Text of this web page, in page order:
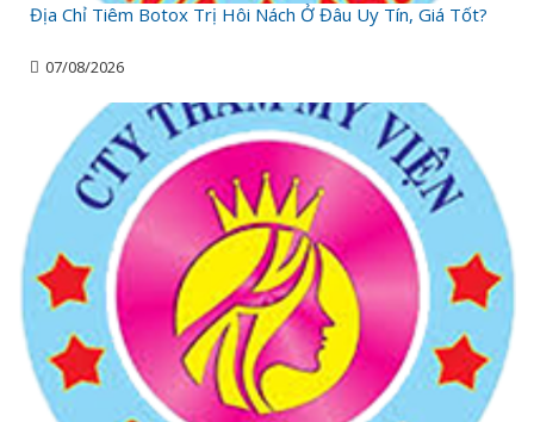
Địa Chỉ Tiêm Botox Trị Hôi Nách Ở Đâu Uy Tín, Giá Tốt?
07/08/2026